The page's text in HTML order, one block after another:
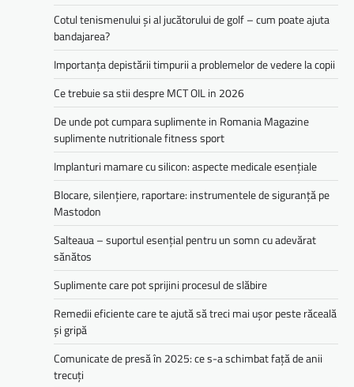
Cotul tenismenului și al jucătorului de golf – cum poate ajuta
bandajarea?
Importanța depistării timpurii a problemelor de vedere la copii
Ce trebuie sa stii despre MCT OIL in 2026
De unde pot cumpara suplimente in Romania Magazine
suplimente nutritionale fitness sport
Implanturi mamare cu silicon: aspecte medicale esențiale
Blocare, silențiere, raportare: instrumentele de siguranță pe
Mastodon
Salteaua – suportul esențial pentru un somn cu adevărat
sănătos
Suplimente care pot sprijini procesul de slăbire
Remedii eficiente care te ajută să treci mai ușor peste răceală
și gripă
Comunicate de presă în 2025: ce s-a schimbat față de anii
trecuți